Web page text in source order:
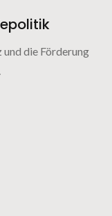
die Förderung